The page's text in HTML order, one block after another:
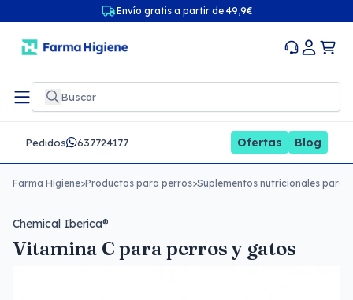
Envío gratis a partir de 49,9€
Pedidos 637724177 Ofertas Blog
Farma Higiene>Productos para perros>Suplementos nutricionales para
Chemical Iberica®
Vitamina C para perros y gatos